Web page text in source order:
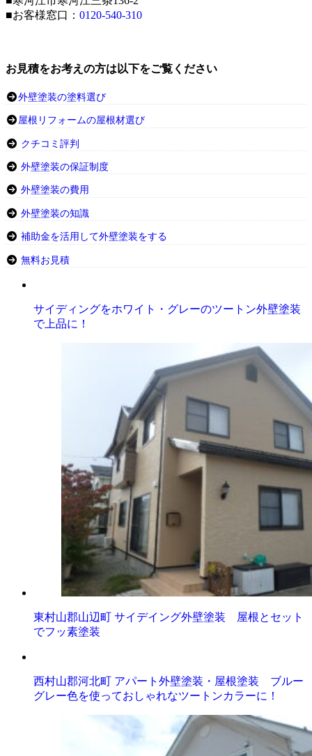
■お客様窓口： 0120-540-310
お見積をお考えの方は以下をご覧ください
外壁塗装の塗料選び
屋根リフォームの屋根材選び
クチコミ評判
外壁塗装の保証制度
外壁塗装の費用
外壁塗装の知識
補助金を活用して外壁塗装をする
無料お見積
サイディングをホワイト・グレーのツートン外壁塗装
で上品に！
東村山郡山辺町 サイデイング外壁塗装 屋根とセット
でフッ素塗装
西村山郡河北町 アパート外壁塗装・屋根塗装 ブルー
グレー色を使っておしゃれなツートンカラーに！